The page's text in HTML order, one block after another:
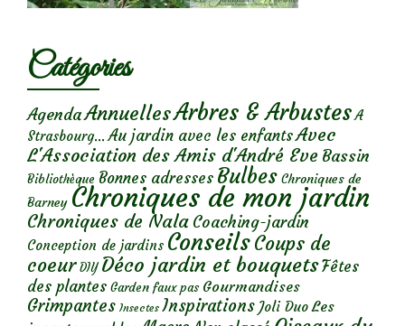
Catégories
AgendaAnnuellesArbres & Arbustes A
Strasbourg... Au jardin avec les enfantsAvec
L'Association des Amis d'André Eve Bassin
Bibliothèque Bonnes adresses Bulbes Chroniques de
Barney Chroniques de mon jardin
Chroniques de Nala Coaching-jardin
Conception de jardins ConseilsCoups de
coeur DIY Déco jardin et bouquetsFêtes
des plantes Garden faux pas Gourmandises
Grimpantes Insectes Inspirations Joli Duo Les